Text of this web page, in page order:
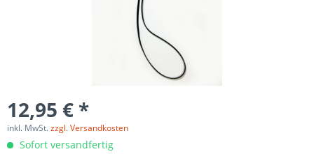
12,95 € *
inkl. MwSt.zzgl. Versandkosten
Sofort versandfertig